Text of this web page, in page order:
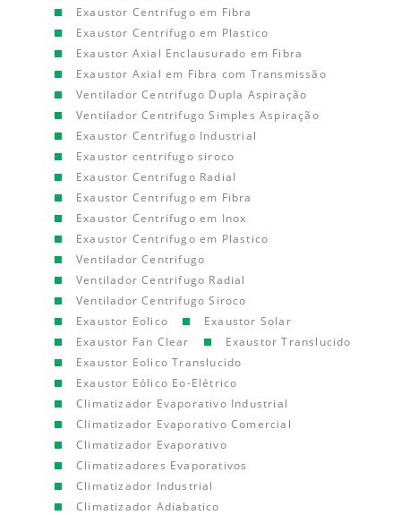
Exaustor Centrifugo em Fibra
Exaustor Centrifugo em Plastico
Exaustor Axial Enclausurado em Fibra
Exaustor Axial em Fibra com Transmissão
Ventilador Centrifugo Dupla Aspiração
Ventilador Centrifugo Simples Aspiração
Exaustor Centrifugo Industrial
Exaustor centrifugo siroco
Exaustor Centrifugo Radial
Exaustor Centrifugo em Fibra
Exaustor Centrifugo em Inox
Exaustor Centrifugo em Plastico
Ventilador Centrifugo
Ventilador Centrifugo Radial
Ventilador Centrifugo Siroco
Exaustor Eolico
Exaustor Solar
Exaustor Fan Clear
Exaustor Translucido
Exaustor Eolico Translucido
Exaustor Eólico Eo-Elétrico
Climatizador Evaporativo Industrial
Climatizador Evaporativo Comercial
Climatizador Evaporativo
Climatizadores Evaporativos
Climatizador Industrial
Climatizador Adiabatico